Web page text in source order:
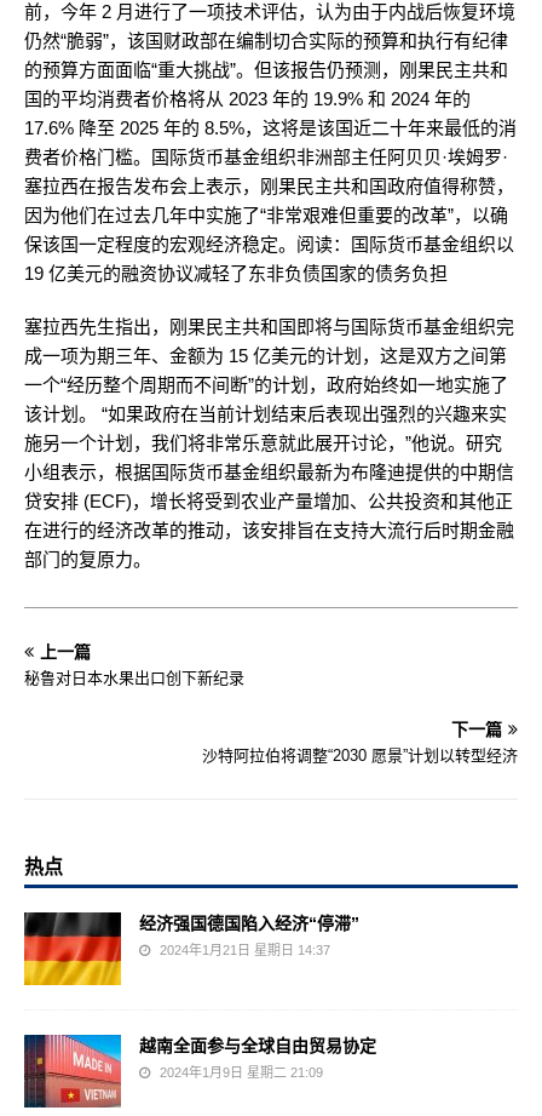
前，今年 2 月进行了一项技术评估，认为由于内战后恢复环境
仍然“脆弱”，该国财政部在编制切合实际的预算和执行有纪律
的预算方面面临“重大挑战”。但该报告仍预测，刚果民主共和
国的平均消费者价格将从 2023 年的 19.9% 和 2024 年的
17.6% 降至 2025 年的 8.5%，这将是该国近二十年来最低的消
费者价格门槛。国际货币基金组织非洲部主任阿贝贝·埃姆罗·
塞拉西在报告发布会上表示，刚果民主共和国政府值得称赞，
因为他们在过去几年中实施了“非常艰难但重要的改革”，以确
保该国一定程度的宏观经济稳定。阅读：国际货币基金组织以
19 亿美元的融资协议减轻了东非负债国家的债务负担
塞拉西先生指出，刚果民主共和国即将与国际货币基金组织完
成一项为期三年、金额为 15 亿美元的计划，这是双方之间第
一个“经历整个周期而不间断”的计划，政府始终如一地实施了
该计划。 “如果政府在当前计划结束后表现出强烈的兴趣来实
施另一个计划，我们将非常乐意就此展开讨论，”他说。研究
小组表示，根据国际货币基金组织最新为布隆迪提供的中期信
贷安排 (ECF)，增长将受到农业产量增加、公共投资和其他正
在进行的经济改革的推动，该安排旨在支持大流行后时期金融
部门的复原力。
上一篇
秘鲁对日本水果出口创下新纪录
下一篇
沙特阿拉伯将调整“2030 愿景”计划以转型经济
热点
经济强国德国陷入经济“停滞”
2024年1月21日 星期日 14:37
越南全面参与全球自由贸易协定
2024年1月9日 星期二 21:09